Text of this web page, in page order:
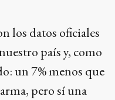
los datos oficiales
país y, como
un 7% menos que
pero sí una